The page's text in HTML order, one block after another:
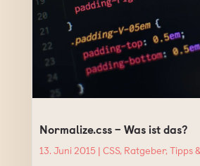
Normalize.css – Was ist das?
13. Juni 2015 |CSS, Ratgeber,Tipps